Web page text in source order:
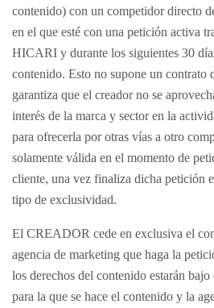
contenido) con un competidor directo
en el que esté con una petición activa
HICARI y durante los siguientes 30
contenido. Esto no supone un contrato
garantiza que el creador no se
interés de la marca y sector en la
para ofrecerla por otras vías a otro
solamente válida en el momento de
cliente, una vez finaliza dicha petición
tipo de exclusividad.
El CREADOR cede en exclusiva el
agencia de marketing que haga la
los derechos del contenido estarán
para la que se hace el contenido y la